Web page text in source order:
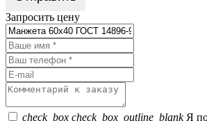
Запросить цену
check_box check_box_outline_blankЯ